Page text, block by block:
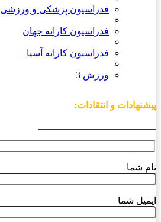
فدراسیون پزشکی و ورزشی
فدراسیون کاراته جهان
فدراسیون کاراته آسیا
ورزش 3
پیشنهادات و انتقادات:
نام شما
ایمیل شما